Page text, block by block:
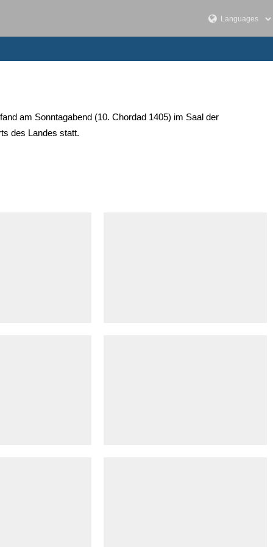
am Sonntagabend (10. Chordad 1405) im Saal der
des Landes statt.